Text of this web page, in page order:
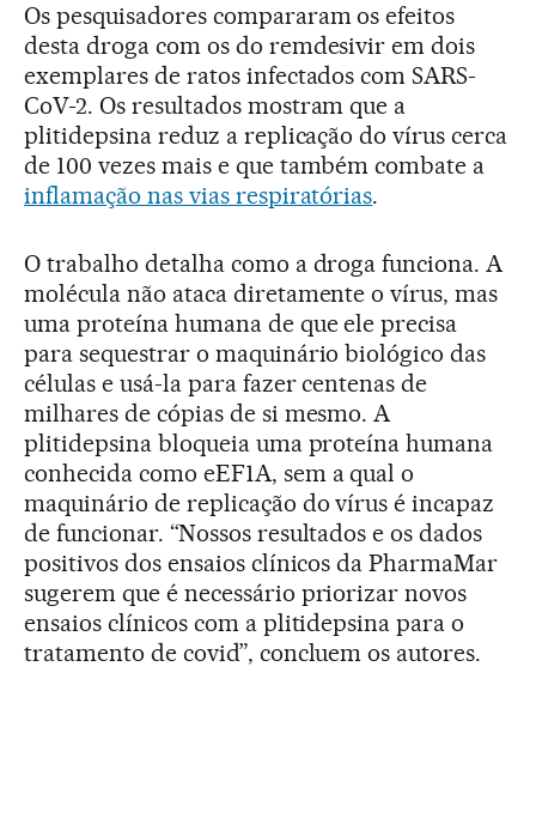
Os pesquisadores compararam os efeitos
desta droga com os do remdesivir em dois
exemplares de ratos infectados com SARS-
CoV-2. Os resultados mostram que a
plitidepsina reduz a replicação do vírus cerca
de 100 vezes mais e que também combate a
inflamação nas vias respiratórias.
O trabalho detalha como a droga funciona. A
molécula não ataca diretamente o vírus, mas
uma proteína humana de que ele precisa
para sequestrar o maquinário biológico das
células e usá-la para fazer centenas de
milhares de cópias de si mesmo. A
plitidepsina bloqueia uma proteína humana
conhecida como eEF1A, sem a qual o
maquinário de replicação do vírus é incapaz
de funcionar. “Nossos resultados e os dados
positivos dos ensaios clínicos da PharmaMar
sugerem que é necessário priorizar novos
ensaios clínicos com a plitidepsina para o
tratamento de covid”, concluem os autores.